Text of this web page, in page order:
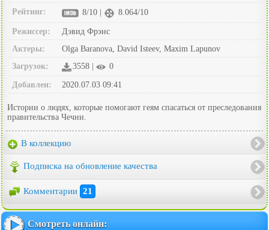
Рейтинг:
8/10 | 8.064/10
Режиссер:
Дэвид Фрэнс
Актеры:
Olga Baranova, David Isteev, Maxim Lapunov
Загрузок:
3558 | 0
Добавлен: 2020.07.03 09:41
Истории о людях, которые помогают геям спасаться от преследования
правительства Чечни.
В коллекцию
Подписка на обновление качества
Комментарии 21
Смотреть онлайн: